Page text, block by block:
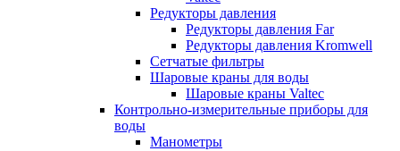
Редукторы давления
Редукторы давления Far
Редукторы давления Kromwell
Сетчатые фильтры
Шаровые краны для воды
Шаровые краны Valtec
Контрольно-измерительные приборы для
воды
Манометры